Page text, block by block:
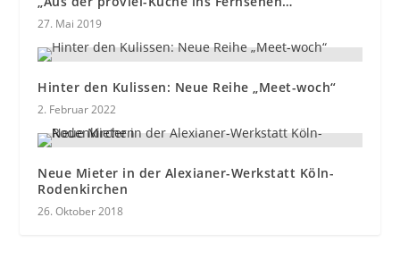
27. Mai 2019
Hinter den Kulissen: Neue Reihe „Meet-woch“
2. Februar 2022
Neue Mieter in der Alexianer-Werkstatt Köln-
Rodenkirchen
26. Oktober 2018